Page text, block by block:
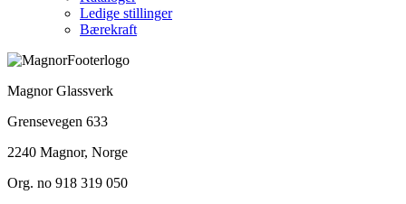
Ledige stillinger
Bærekraft
Magnor Glassverk
Grensevegen 633
2240 Magnor, Norge
Org. no 918 319 050